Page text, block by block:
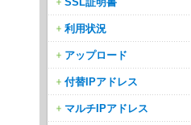
利用状況
アップロード
付替IPアドレス
マルチIPアドレス